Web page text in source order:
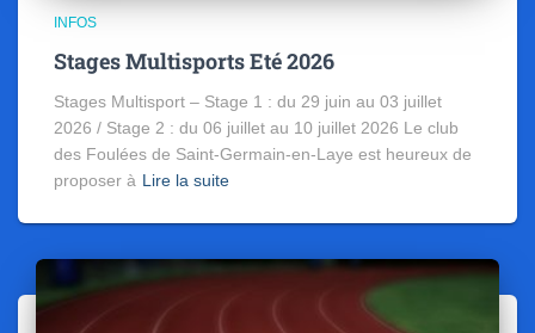
INFOS
Stages Multisports Eté 2026
Stages Multisport – Stage 1 : du 29 juin au 03 juillet
2026 / Stage 2 : du 06 juillet au 10 juillet 2026 Le club
des Foulées de Saint-Germain-en-Laye est heureux de
proposer à Lire la suite